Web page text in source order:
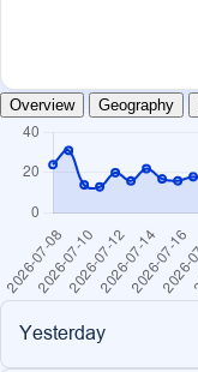
Overview Geography
Yesterday